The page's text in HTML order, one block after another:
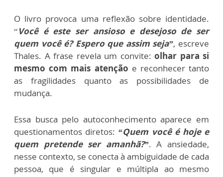
O livro provoca uma reflexão sobre identidade.
“Você é este ser ansioso e desejoso de ser
quem você é? Espero que assim seja”, escreve
Thales. A frase revela um convite: olhar para si
mesmo com mais atenção e reconhecer tanto
as fragilidades quanto as possibilidades de
mudança.
Essa busca pelo autoconhecimento aparece em
questionamentos diretos: “Quem você é hoje e
quem pretende ser amanhã?”. A ansiedade,
nesse contexto, se conecta à ambiguidade de cada
pessoa, que é singular e múltipla ao mesmo